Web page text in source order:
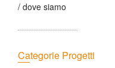
/ dove siamo
Categorie Progetti